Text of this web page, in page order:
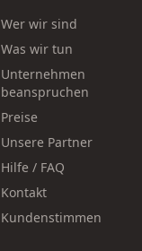
Wer wir sind
Was wir tun
Unternehmen
beanspruchen
Preise
Unsere Partner
Hilfe / FAQ
Kontakt
Kundenstimmen